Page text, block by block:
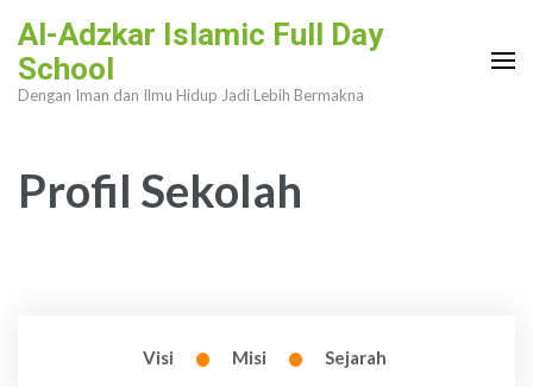
Al-Adzkar Islamic Full Day
School
Dengan Iman dan Ilmu Hidup Jadi Lebih Bermakna
Profil Sekolah
Visi • Misi • Sejarah